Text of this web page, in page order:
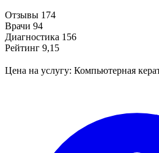
Отзывы 174
Врачи 94
Диагностика 156
Рейтинг 9,15
Цена на услугу: Компьютерная